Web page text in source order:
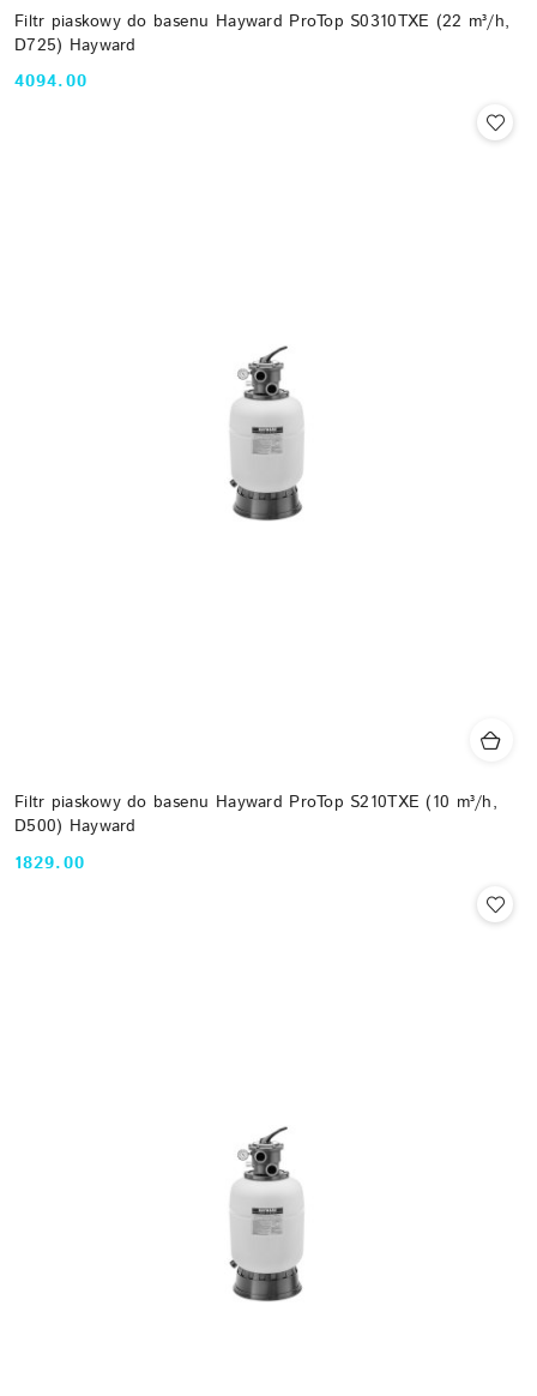
Filtr piaskowy do basenu Hayward ProTop S0310TXE (22 m³/h,
D725) Hayward
Cena:
4094.00
Filtr piaskowy do basenu Hayward ProTop S210TXE (10 m³/h,
D500) Hayward
Cena:
1829.00